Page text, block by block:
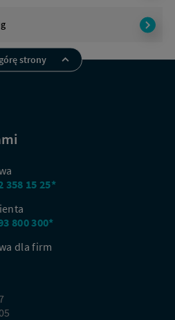
strony
358 15 25*
800 300*
dla firm